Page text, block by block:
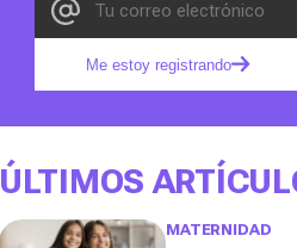
Me estoy registrando
ÚLTIMOS
MATERNIDAD